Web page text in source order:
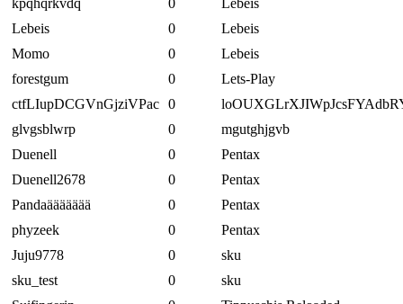
kpqhqrkvdq
0
Lebeis
Lebeis
0
Lebeis
Momo
0
Lebeis
forestgum
0
Lets-Play
ctfLIupDCGVnGjziVPac 0
glvgsblwrp
0
mgutghjgvb
Duenell
0
Pentax
Duenell2678
0
Pentax
Pandaäääääää
0
Pentax
phyzeek
0
Pentax
Juju9778
0
sku
sku_test
0
sku